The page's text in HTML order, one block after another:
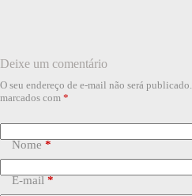
Deixe um comentário
O seu endereço de e-mail não será publicado.
marcados com *
Nome *
E-mail *